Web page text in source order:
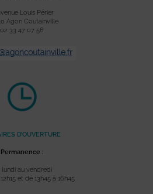
Louis Périer
Agon Coutainville
02 33 47 07 56
D’OUVERTURE
Permanence :
lundi au vendredi
et de 13h45 à 16h45